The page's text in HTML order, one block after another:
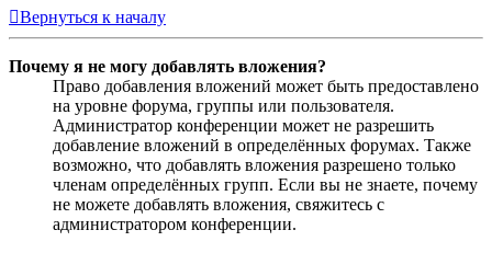
Вернуться к началу
Почему я не могу добавлять вложения?
Право добавления вложений может быть предоставлено
на уровне форума, группы или пользователя.
Администратор конференции может не разрешить
добавление вложений в определённых форумах. Также
возможно, что добавлять вложения разрешено только
членам определённых групп. Если вы не знаете, почему
не можете добавлять вложения, свяжитесь с
администратором конференции.